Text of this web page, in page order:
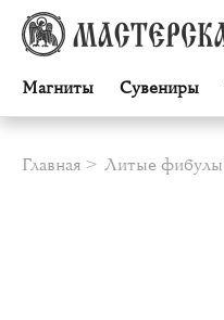
Магниты Сувениры
Главная Литые фибулы